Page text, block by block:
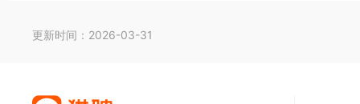
更新时间：2026-03-31